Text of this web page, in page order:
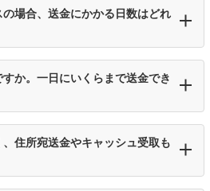
の場合、送金にかかる日数はどれ
か。一日にいくらまで送金でき
住所宛送金やキャッシュ受取も